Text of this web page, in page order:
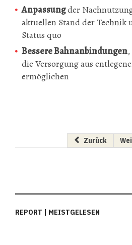
Anpassungder
aktuellen Stand der Technik
Status quo
Bessere Bahnanbindungen,
die Versorgung aus
ermöglichen
Vorheriger
Zurück
REPORT | MEISTGELESEN